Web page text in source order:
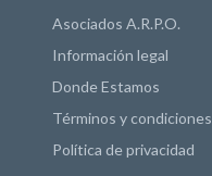
Asociados A.R.P.O.
Información legal
Donde Estamos
Términos y condiciones
Política de privacidad